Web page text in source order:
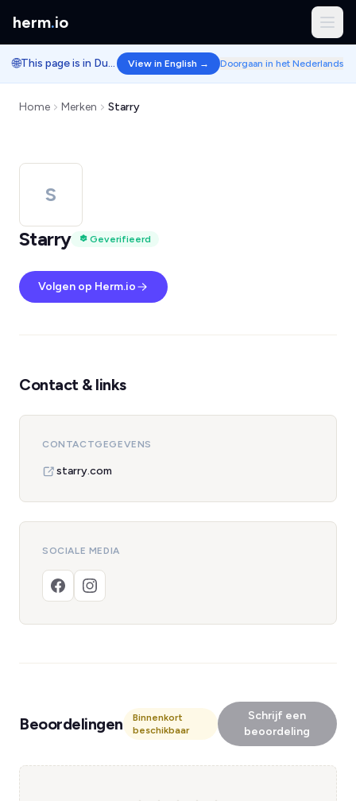
herm.io
🌐 This page is in Dutch. View in English → Doorgaan in het Nederlands
Home Merken Starry
S
Starry
Geverifieerd
Volgen op Herm.io
Contact & links
CONTACTGEGEVENS
starry.com
SOCIALE MEDIA
Beoordelingen
Binnenkort
beschikbaar
Schrijf een
beoordeling